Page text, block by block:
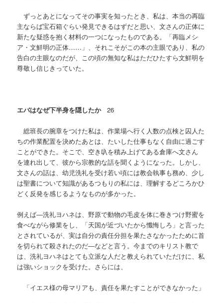
ずっとあとになってその事実を知ったとき、私は、本当の再臨
主ならば宝石箱ぐらい発見できるはずだと思い、文さんの正体に
新たな疑惑を抱く材料の一つになったものである。「再臨メシ
ア ・文鮮明の正体…… 」、それこそがこの本の主眼であり、私の
告白の主眼なのだが、この頃の無知な私はただひたすら文鮮明を
尊敬し信じきっていた。
エバはなぜ下半身を隠したか 26
総班長の腕章をつけた私は、作業場へ行く人数の点検と囚人た
ちの作業配置を決めたあとは、たいした仕事もなく自由に過ごす
ことができた。そこで、空き叺を積み上げてある倉庫へ文さん
を連れ出して、彼から宗教的な話を聞くようになった。しかし、
文さんの話は、幼児洗礼を受け若い頃には教会執事も務め、少し
は聖書について知識があるつもりの私には、理解するどころかひ
どく反発を感じるようなものが多かった。
例えば―洗礼ヨハネは、野原で動物の毛皮を体に巻きつけ野蜜を
食べながら修業をし、「天国が近づいたから懺悔しろ」と言った
とされているが、実は自分の責任分担を果たさなかったために首
を切られて殺されたのだ―などと言う。今までのキリスト教で
は、洗礼ヨハネはとても立派な人だと教えられていただけに、私
は強いショックを受けた。さらには、
「イエス様の母マリアも、責任を果たすことができなかった」